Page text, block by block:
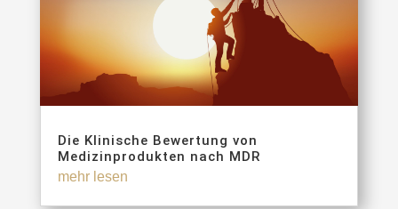
Die Klinische Bewertung von
Medizinprodukten nach MDR
mehr lesen